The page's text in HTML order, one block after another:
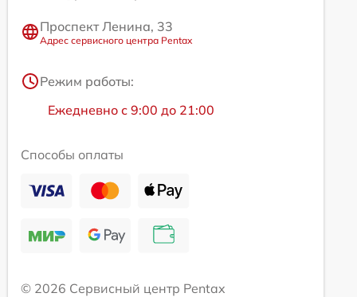
Проспект Ленина, 33
Адрес сервисного центра Pentax
Режим работы:
Ежедневно с 9:00 до 21:00
Способы оплаты
© 2026 Сервисный центр Pentax